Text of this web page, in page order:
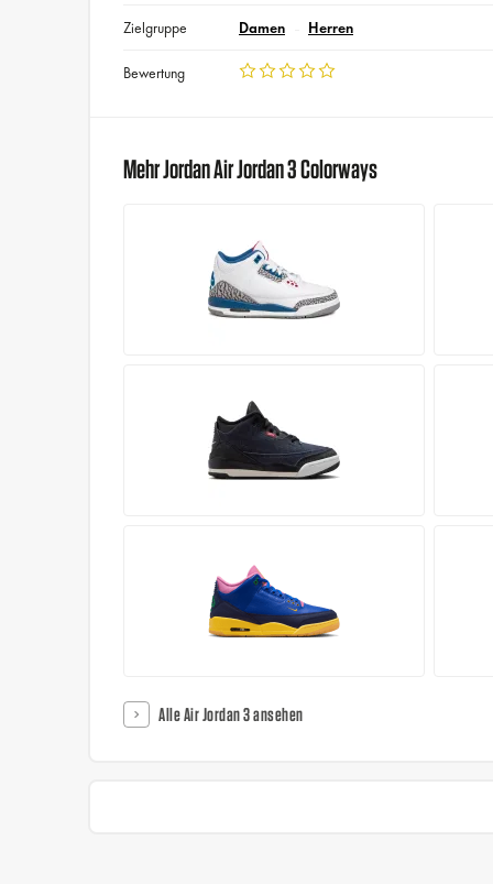
Zielgruppe Damen Herren
Bewertung
Mehr Jordan Air Jordan 3 Colorways
Alle Air Jordan 3 ansehen